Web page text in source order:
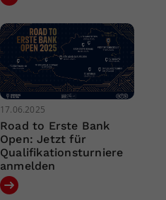
17.06.2025
Road to Erste Bank
Open: Jetzt für
Qualifikationsturniere
anmelden